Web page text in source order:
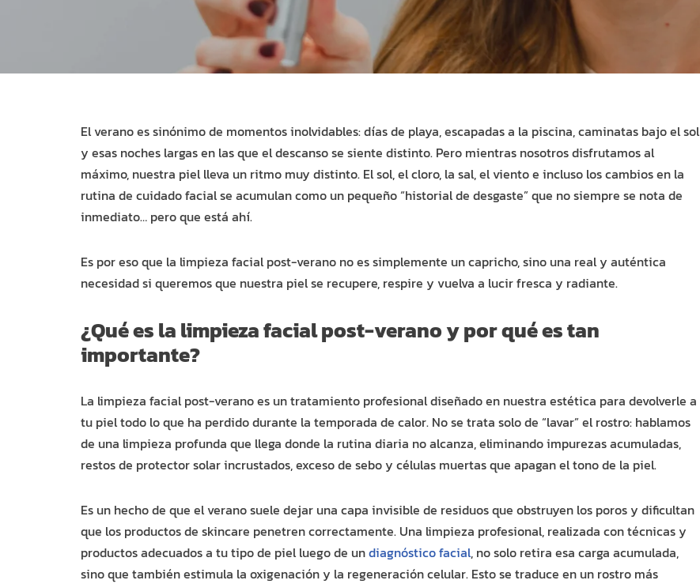
El verano es sinónimo de momentos inolvidables: días de playa, escapadas a la piscina, caminatas bajo el sol
y esas noches largas en las que el descanso se siente distinto. Pero mientras nosotros disfrutamos al
máximo, nuestra piel lleva un ritmo muy distinto. El sol, el cloro, la sal, el viento e incluso los cambios en la
rutina de cuidado facial se acumulan como un pequeño “historial de desgaste” que no siempre se nota de
inmediato… pero que está ahí.
Es por eso que la limpieza facial post-verano no es simplemente un capricho, sino una real y auténtica
necesidad si queremos que nuestra piel se recupere, respire y vuelva a lucir fresca y radiante.
¿Qué es la limpieza facial post-verano y por qué es tan
importante?
La limpieza facial post-verano es un tratamiento profesional diseñado en nuestra estética para devolverle a
tu piel todo lo que ha perdido durante la temporada de calor. No se trata solo de “lavar” el rostro: hablamos
de una limpieza profunda que llega donde la rutina diaria no alcanza, eliminando impurezas acumuladas,
restos de protector solar incrustados, exceso de sebo y células muertas que apagan el tono de la piel.
Es un hecho de que el verano suele dejar una capa invisible de residuos que obstruyen los poros y dificultan
que los productos de skincare penetren correctamente. Una limpieza profesional, realizada con técnicas y
productos adecuados a tu tipo de piel luego de undiagnóstico facial, no solo retira esa carga acumulada,
sino que también estimula la oxigenación y la regeneración celular. Esto se traduce en un rostro más